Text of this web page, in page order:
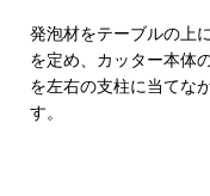
発泡材をテーブルの上
を定め、カッター本体
を左右の支柱に当てな
す。